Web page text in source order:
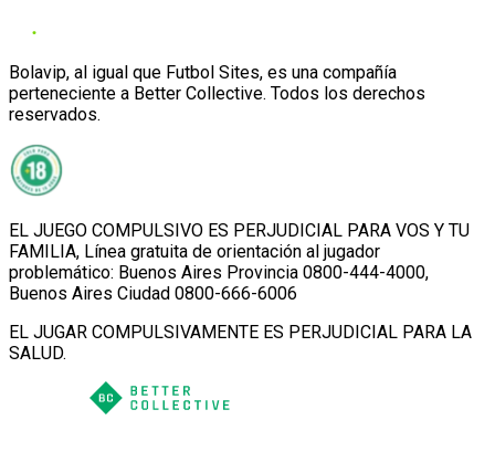
Bolavip, al igual que Futbol Sites, es una compañía
perteneciente a Better Collective. Todos los derechos
reservados.
EL JUEGO COMPULSIVO ES PERJUDICIAL PARA VOS Y TU
FAMILIA, Línea gratuita de orientación al jugador
problemático: Buenos Aires Provincia 0800-444-4000,
Buenos Aires Ciudad 0800-666-6006
EL JUGAR COMPULSIVAMENTE ES PERJUDICIAL PARA LA
SALUD.